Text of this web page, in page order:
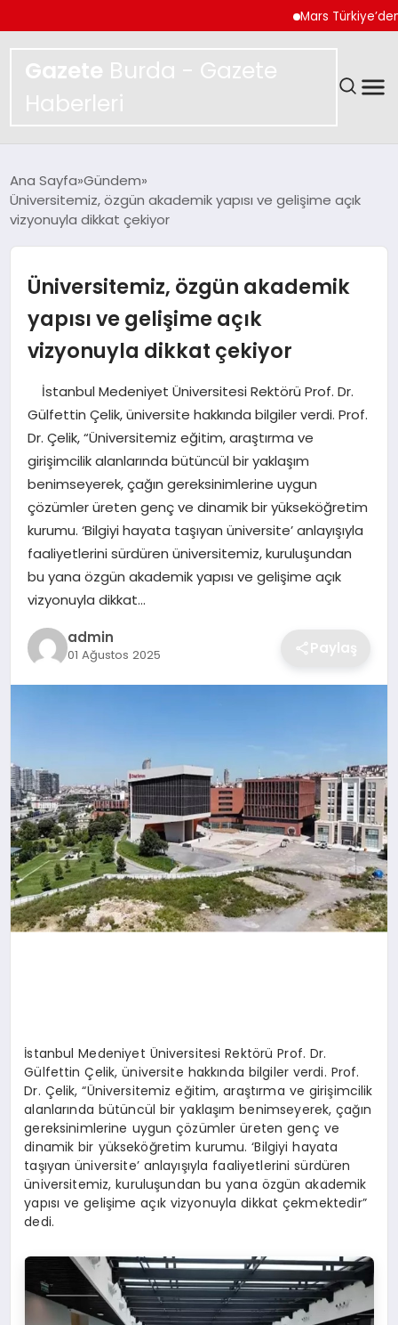
Mars Türkiye’den
Gazete Burda - Gazete
Haberleri
EKONOMI
TEKNOLOJI
SAĞLIK
EĞITIM
DÜNYA
SIYASET
Ana Sayfa Gündem
Üniversitemiz, özgün akademik yapısı ve gelişime açık
vizyonuyla dikkat çekiyor
Üniversitemiz, özgün akademik
yapısı ve gelişime açık
vizyonuyla dikkat çekiyor
İstanbul Medeniyet Üniversitesi Rektörü Prof. Dr.
Gülfettin Çelik, üniversite hakkında bilgiler verdi. Prof.
Dr. Çelik, “Üniversitemiz eğitim, araştırma ve
girişimcilik alanlarında bütüncül bir yaklaşım
benimseyerek, çağın gereksinimlerine uygun
çözümler üreten genç ve dinamik bir yükseköğretim
kurumu. ‘Bilgiyi hayata taşıyan üniversite’ anlayışıyla
faaliyetlerini sürdüren üniversitemiz, kuruluşundan
bu yana özgün akademik yapısı ve gelişime açık
vizyonuyla dikkat…
admin
01 Ağustos 2025 Paylaş
İstanbul Medeniyet Üniversitesi Rektörü Prof. Dr.
Gülfettin Çelik, üniversite hakkında bilgiler verdi. Prof.
Dr. Çelik, “Üniversitemiz eğitim, araştırma ve girişimcilik
alanlarında bütüncül bir yaklaşım benimseyerek, çağın
gereksinimlerine uygun çözümler üreten genç ve
dinamik bir yükseköğretim kurumu. ‘Bilgiyi hayata
taşıyan üniversite’ anlayışıyla faaliyetlerini sürdüren
üniversitemiz, kuruluşundan bu yana özgün akademik
yapısı ve gelişime açık vizyonuyla dikkat çekmektedir”
dedi.